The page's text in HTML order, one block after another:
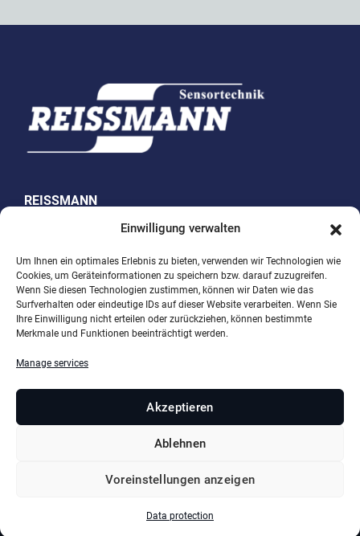
Einwilligung verwalten
Um Ihnen ein optimales Erlebnis zu bieten, verwenden wir Technologien wie
Cookies, um Geräteinformationen zu speichern bzw. darauf zuzugreifen.
Wenn Sie diesen Technologien zustimmen, können wir Daten wie das
Surfverhalten oder eindeutige IDs auf dieser Website verarbeiten. Wenn Sie
Ihre Einwilligung nicht erteilen oder zurückziehen, können bestimmte
Merkmale und Funktionen beeinträchtigt werden.
Manage services
Akzeptieren
Ablehnen
Voreinstellungen anzeigen
Data protection
REISSMANN
Sensortechnik GmbH
Westring 10
74538 Rosengarten-Uttenhofen, Germany
Phone +49 (0)791 950 15-0
Telefax +49 (0)791 950 15-29
info@reissmann.com
Copyright © 2026 REISSMANN Sensortechnik GmbH •
Werbeagentur Heilbronn